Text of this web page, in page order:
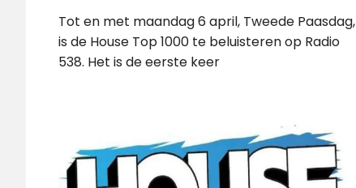
Tot en met maandag 6 april, Tweede Paasdag,
is de House Top 1000 te beluisteren op Radio
538. Het is de eerste keer